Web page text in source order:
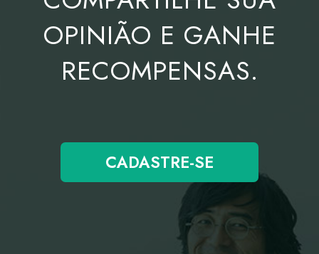
OPINIÃO E GANHE
RECOMPENSAS.
CADASTRE-SE